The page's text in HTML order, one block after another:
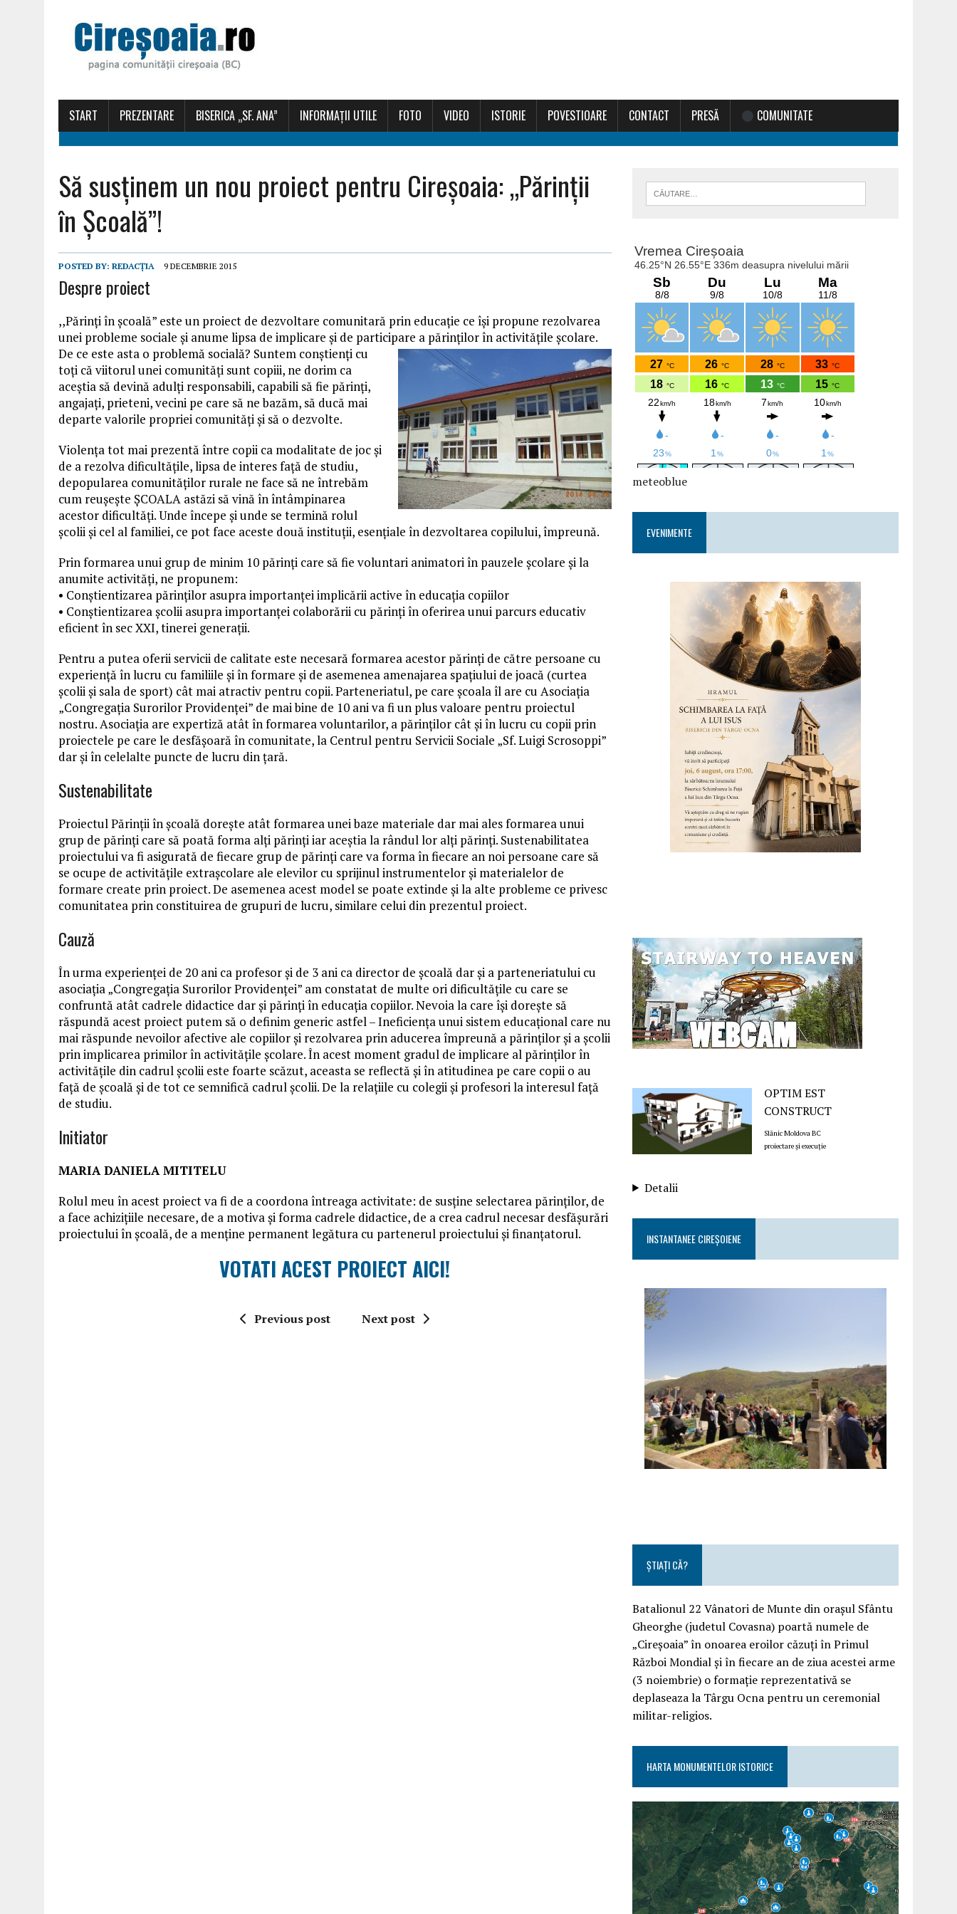
START PREZENTARE BISERICA „SF. ANA” INFORMAȚII UTILE FOTO VIDEO ISTORIE POVESTIOARE CONTACT PRESĂ COMUNITATE
Să susținem un nou proiect pentru Cireșoaia: „Părinții
în Școală”!
POSTED BY: REDACȚIA 9 DECEMBRIE 2015
Despre proiect
,,Părinți în școală” este un proiect de dezvoltare comunitară prin educație ce își propune rezolvarea
unei probleme sociale și anume lipsa de implicare şi de participare a părinţilor în activităţile şcolare.
De ce este asta o problemă socială? Suntem conștienți cu
toți că viitorul unei comunități sunt copiii, ne dorim ca
aceștia să devină adulți responsabili, capabili să fie părinți,
angajați, prieteni, vecini pe care să ne bazăm, să ducă mai
departe valorile propriei comunități și să o dezvolte.
Violența tot mai prezentă între copii ca modalitate de joc și
de a rezolva dificultățile, lipsa de interes față de studiu,
depopularea comunităților rurale ne face să ne întrebăm
cum reușește ȘCOALA astăzi să vină în întâmpinarea
acestor dificultăți. Unde începe și unde se termină rolul
școlii și cel al familiei, ce pot face aceste două instituții, esențiale în dezvoltarea copilului, împreună.
Prin formarea unui grup de minim 10 părinți care să fie voluntari animatori în pauzele școlare și la
anumite activități, ne propunem:
• Conștientizarea părinților asupra importanței implicării active în educația copiilor
• Conștientizarea școlii asupra importanței colaborării cu părinți în oferirea unui parcurs educativ
eficient în sec XXI, tinerei generații.
Pentru a putea oferii servicii de calitate este necesară formarea acestor părinți de către persoane cu
experiență în lucru cu familiile și în formare și de asemenea amenajarea spațiului de joacă (curtea
școlii și sala de sport) cât mai atractiv pentru copii. Parteneriatul, pe care școala îl are cu Asociația
„Congregația Surorilor Providenței” de mai bine de 10 ani va fi un plus valoare pentru proiectul
nostru. Asociația are expertiză atât în formarea voluntarilor, a părinților cât și în lucru cu copii prin
proiectele pe care le desfășoară în comunitate, la Centrul pentru Servicii Sociale „Sf. Luigi Scrosoppi”
dar și în celelalte puncte de lucru din țară.
Sustenabilitate
Proiectul Părinții în școală doreşte atât formarea unei baze materiale dar mai ales formarea unui
grup de părinţi care să poată forma alţi părinţi iar aceştia la rândul lor alţi părinţi. Sustenabilitatea
proiectului va fi asigurată de fiecare grup de părinţi care va forma în fiecare an noi persoane care să
se ocupe de activităţile extraşcolare ale elevilor cu sprijinul instrumentelor şi materialelor de
formare create prin proiect. De asemenea acest model se poate extinde şi la alte probleme ce privesc
comunitatea prin constituirea de grupuri de lucru, similare celui din prezentul proiect.
Cauză
În urma experienței de 20 ani ca profesor și de 3 ani ca director de școală dar și a parteneriatului cu
asociația „Congregația Surorilor Providenței” am constatat de multe ori dificultățile cu care se
confruntă atât cadrele didactice dar și părinți în educația copiilor. Nevoia la care își dorește să
răspundă acest proiect putem să o definim generic astfel – Ineficiența unui sistem educațional care nu
mai răspunde nevoilor afective ale copiilor și rezolvarea prin aducerea împreună a părinților și a școlii
prin implicarea primilor în activitățile școlare. În acest moment gradul de implicare al părinților în
activitățile din cadrul școlii este foarte scăzut, aceasta se reflectă și în atitudinea pe care copii o au
față de școală și de tot ce semnifică cadrul școlii. De la relațiile cu colegii și profesori la interesul față
de studiu.
Initiator
MARIA DANIELA MITITELU
Rolul meu în acest proiect va fi de a coordona întreaga activitate: de susține selectarea părinților, de
a face achizițiile necesare, de a motiva și forma cadrele didactice, de a crea cadrul necesar desfășurări
proiectului în școală, de a menține permanent legătura cu partenerul proiectului şi finanţatorul.
VOTATI ACEST PROIECT AICI!
Previous post Next post
meteoblue
EVENIMENTE
OPTIM EST
CONSTRUCT
Slănic Moldova BC
proiectare și execuție
Detalii
INSTANTANEE CIREȘOIENE
ȘTIAȚI CĂ?
Batalionul 22 Vânatori de Munte din orașul Sfântu
Gheorghe (judetul Covasna) poartă numele de
„Cireșoaia” în onoarea eroilor căzuți în Primul
Război Mondial și în fiecare an de ziua acestei arme
(3 noiembrie) o formație reprezentativă se
deplaseaza la Târgu Ocna pentru un ceremonial
militar-religios.
HARTA MONUMENTELOR ISTORICE